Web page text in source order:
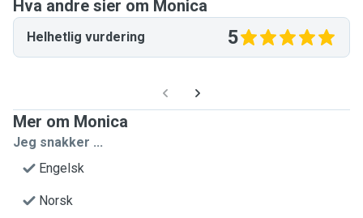
Hva andre sier om Monica
Helhetlig vurdering 5
Mer om Monica
Jeg snakker ...
Engelsk
Norsk